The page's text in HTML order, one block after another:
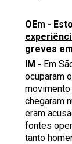
OEm -
greves
IM - Em
ocuparam
chegaram
eram
fontes
tanto